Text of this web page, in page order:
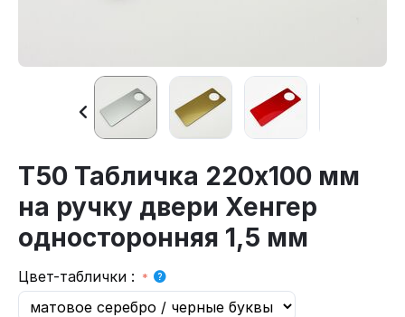
Т50 Табличка 220х100 мм
на ручку двери Хенгер
односторонняя 1,5 мм
Цвет-таблички :